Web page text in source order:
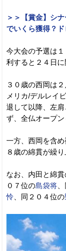
＞＞【賞金】シ
でいくら獲得？
今大会の予選は
利すると２４日に
３０歳の西岡は
メリカ/デルレイ
退して以降、左
ず、全仏オープン
一方、西岡を含
８歳の綿貫が繰
なお、内田と綿
０７位の島袋将
怜、同２０４位の